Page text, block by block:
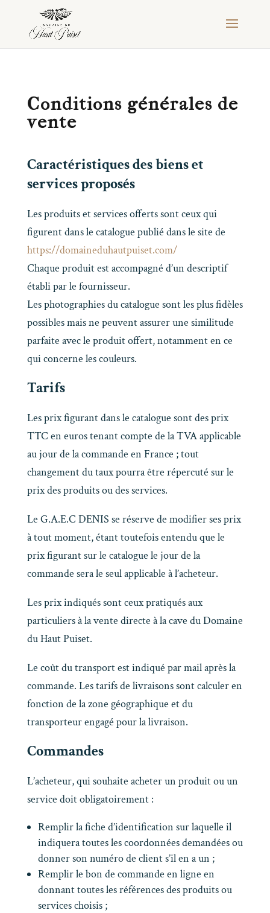
Conditions générales de
vente
Caractéristiques des biens et
services proposés
Les produits et services offerts sont ceux qui
figurent dans le catalogue publié dans le site de
https://domaineduhautpuiset.com/
Chaque produit est accompagné d’un descriptif
établi par le fournisseur.
Les photographies du catalogue sont les plus fidèles
possibles mais ne peuvent assurer une similitude
parfaite avec le produit offert, notamment en ce
qui concerne les couleurs.
Tarifs
Les prix figurant dans le catalogue sont des prix
TTC en euros tenant compte de la TVA applicable
au jour de la commande en France ; tout
changement du taux pourra être répercuté sur le
prix des produits ou des services.
Le G.A.E.C DENIS se réserve de modifier ses prix
à tout moment, étant toutefois entendu que le
prix figurant sur le catalogue le jour de la
commande sera le seul applicable à l’acheteur.
Les prix indiqués sont ceux pratiqués aux
particuliers à la vente directe à la cave du Domaine
du Haut Puiset.
Le coût du transport est indiqué par mail après la
commande. Les tarifs de livraisons sont calculer en
fonction de la zone géographique et du
transporteur engagé pour la livraison.
Commandes
L’acheteur, qui souhaite acheter un produit ou un
service doit obligatoirement :
Remplir la fiche d’identification sur laquelle il
indiquera toutes les coordonnées demandées ou
donner son numéro de client s’il en a un ;
Remplir le bon de commande en ligne en
donnant toutes les références des produits ou
services choisis ;